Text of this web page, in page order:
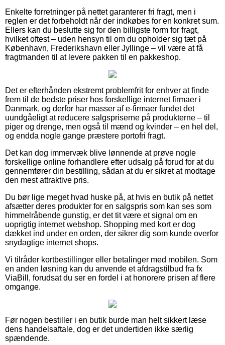
Enkelte forretninger på nettet garanterer fri fragt, men i
reglen er det forbeholdt når der indkøbes for en konkret sum.
Ellers kan du beslutte sig for den billigste form for fragt,
hvilket oftest – uden hensyn til om du opholder sig tæt på
København, Frederikshavn eller Jyllinge – vil være at få
fragtmanden til at levere pakken til en pakkeshop.
Det er efterhånden ekstremt problemfrit for enhver at finde
frem til de bedste priser hos forskellige internet firmaer i
Danmark, og derfor har masser af e-firmaer fundet det
uundgåeligt at reducere salgspriserne på produkterne – til
piger og drenge, men også til mænd og kvinder – en hel del,
og endda nogle gange præstere portofri fragt.
Det kan dog immervæk blive lønnende at prøve nogle
forskellige online forhandlere efter udsalg på forud for at du
gennemfører din bestilling, sådan at du er sikret at modtage
den mest attraktive pris.
Du bør lige meget hvad huske på, at hvis en butik på nettet
afsætter deres produkter for en salgspris som kan ses som
himmelråbende gunstig, er det tit være et signal om en
uoprigtig internet webshop. Shopping med kort er dog
dækket ind under en orden, der sikrer dig som kunde overfor
snydagtige internet shops.
Vi tilråder kortbestillinger eller betalinger med mobilen. Som
en anden løsning kan du anvende et afdragstilbud fra fx
ViaBill, forudsat du ser en fordel i at honorere prisen af flere
omgange.
Før nogen bestiller i en butik burde man helt sikkert læse
dens handelsaftale, dog er det undertiden ikke særlig
spændende.